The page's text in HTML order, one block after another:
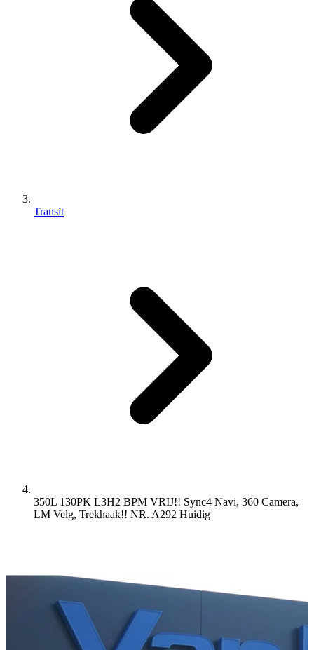
Transit
350L 130PK L3H2 BPM VRIJ!! Sync4 Navi, 360 Camera,
LM Velg, Trekhaak!! NR. A292 Huidig